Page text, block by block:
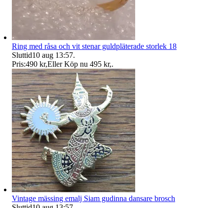
Ring med råsa och vit stenar guldpläterade storlek 18
Sluttid10 aug 13:57.
Pris:490 kr,Eller Köp nu 495 kr,.
Vintage mässing emalj Siam gudinna dansare brosch